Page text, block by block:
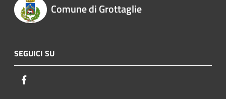
Comune di Grottaglie
SEGUICI SU